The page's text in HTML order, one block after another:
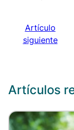
Artículo
siguiente
Artículos